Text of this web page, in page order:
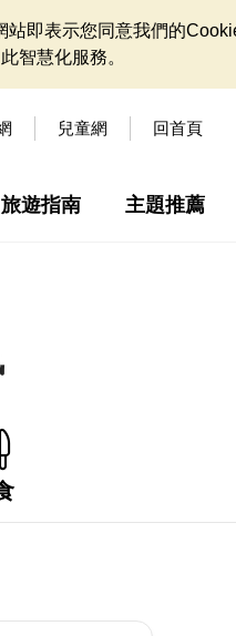
即表示您同意我們的
智慧化服務。
兒童網 回首頁
旅遊指南 主題推薦